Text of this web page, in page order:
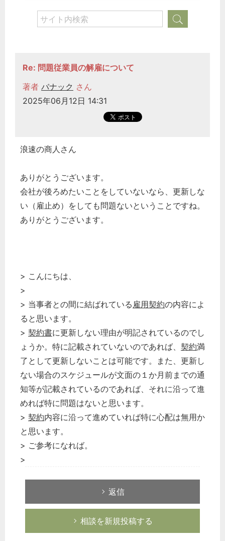
Re: 問題従業員の解雇について
著者 バナック さん
2025年06月12日 14:31
浪速の商人さん
ありがとうございます。
会社が後ろめたいことをしていないなら、更新しな
い（雇止め）をしても問題ないということですね。
ありがとうございます。
> こんにちは、
>
> 当事者との間に結ばれている 雇用契約の内容によ
ると思います。
> 契約書に更新しない理由が明記されているのでし
ょうか。特に記載されていないのであれば、 契約満
了として更新しないことは可能です。また、更新し
ない場合のスケジュールが文面の１か月前までの通
知等が記載されているのであれば、それに沿って進
めれば特に問題はないと思います。
> 契約内容に沿って進めていれば特に心配は無用か
と思います。
> ご参考になれば。
>
返信
相談を新規投稿する